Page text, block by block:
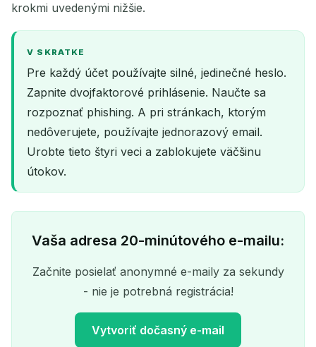
krokmi uvedenými nižšie.
V SKRATKE
Pre každý účet používajte silné, jedinečné heslo.
Zapnite dvojfaktorové prihlásenie. Naučte sa
rozpoznať phishing. A pri stránkach, ktorým
nedôverujete, používajte jednorazový email.
Urobte tieto štyri veci a zablokujete väčšinu
útokov.
Vaša adresa 20-minútového e-mailu:
Začnite posielať anonymné e-maily za sekundy
- nie je potrebná registrácia!
Vytvoriť dočasný e-mail